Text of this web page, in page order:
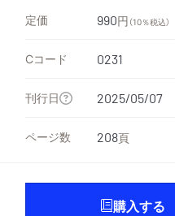
定価 990円 （10％税込）
Cコード 0231
刊行日 2025/05/07
ページ数 208頁
購入する